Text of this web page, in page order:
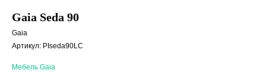
Gaia Seda 90
Gaia
Артикул: PIseda90LC
Мебель Gaia